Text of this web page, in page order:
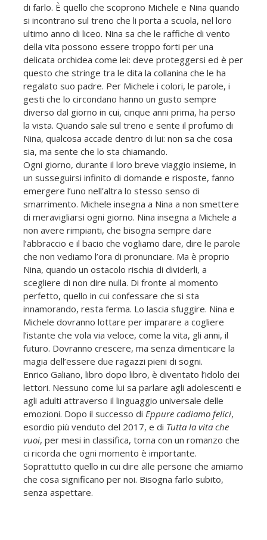
di farlo. È quello che scoprono Michele e Nina quando
si incontrano sul treno che li porta a scuola, nel loro
ultimo anno di liceo. Nina sa che le raffiche di vento
della vita possono essere troppo forti per una
delicata orchidea come lei: deve proteggersi ed è per
questo che stringe tra le dita la collanina che le ha
regalato suo padre. Per Michele i colori, le parole, i
gesti che lo circondano hanno un gusto sempre
diverso dal giorno in cui, cinque anni prima, ha perso
la vista. Quando sale sul treno e sente il profumo di
Nina, qualcosa accade dentro di lui: non sa che cosa
sia, ma sente che lo sta chiamando.
Ogni giorno, durante il loro breve viaggio insieme, in
un susseguirsi infinito di domande e risposte, fanno
emergere l’uno nell’altra lo stesso senso di
smarrimento. Michele insegna a Nina a non smettere
di meravigliarsi ogni giorno. Nina insegna a Michele a
non avere rimpianti, che bisogna sempre dare
l’abbraccio e il bacio che vogliamo dare, dire le parole
che non vediamo l’ora di pronunciare. Ma è proprio
Nina, quando un ostacolo rischia di dividerli, a
scegliere di non dire nulla. Di fronte al momento
perfetto, quello in cui confessare che si sta
innamorando, resta ferma. Lo lascia sfuggire. Nina e
Michele dovranno lottare per imparare a cogliere
l’istante che vola via veloce, come la vita, gli anni, il
futuro. Dovranno crescere, ma senza dimenticare la
magia dell’essere due ragazzi pieni di sogni.
Enrico Galiano, libro dopo libro, è diventato l’idolo dei
lettori. Nessuno come lui sa parlare agli adolescenti e
agli adulti attraverso il linguaggio universale delle
emozioni. Dopo il successo di Eppure cadiamo felici,
esordio più venduto del 2017, e di Tutta la vita che
vuoi, per mesi in classifica, torna con un romanzo che
ci ricorda che ogni momento è importante.
Soprattutto quello in cui dire alle persone che amiamo
che cosa significano per noi. Bisogna farlo subito,
senza aspettare.